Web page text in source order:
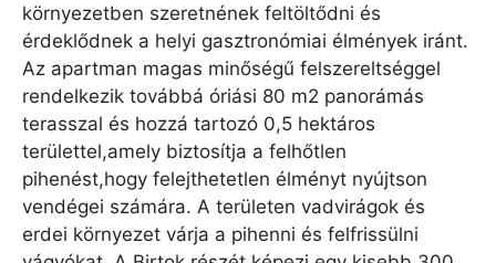
környezetben szeretnének feltöltődni és
érdeklődnek a helyi gasztronómiai élmények iránt.
Az apartman magas minőségű felszereltséggel
rendelkezik továbbá óriási 80 m2 panorámás
terasszal és hozzá tartozó 0,5 hektáros
területtel,amely biztosítja a felhőtlen
pihenést,hogy felejthetetlen élményt nyújtson
vendégei számára. A területen vadvirágok és
erdei környezet várja a pihenni és felfrissülni